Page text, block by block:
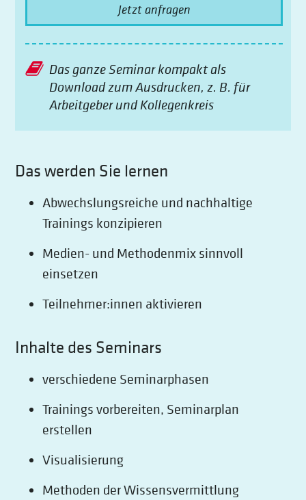
Jetzt anfragen
Das ganze Seminar kompakt als
Download zum Ausdrucken, z. B. für
Arbeitgeber und Kollegenkreis
Das werden Sie lernen
Abwechslungsreiche und nachhaltige
Trainings konzipieren
Medien- und Methodenmix sinnvoll
einsetzen
Teilnehmer:innen aktivieren
Inhalte des Seminars
verschiedene Seminarphasen
Trainings vorbereiten, Seminarplan
erstellen
Visualisierung
Methoden der Wissensvermittlung